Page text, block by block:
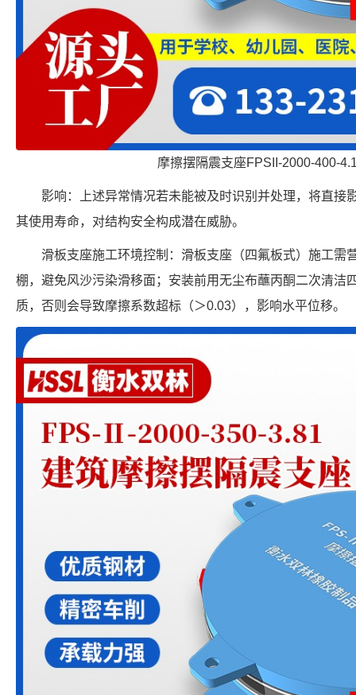
摩擦摆隔震支座FPSII-2000-400-
影响：上述异常情况若未能被及时识别并处理，将直接
其使用寿命，对结构安全构成潜在威胁。
滑板支座施工环境控制：滑板支座（四氟板式）施工
棚，避免风沙污染滑移面；安装前用无尘布蘸丙酮二次清洁
质，否则会导致摩擦系数超标（＞0.03），影响水平位移。